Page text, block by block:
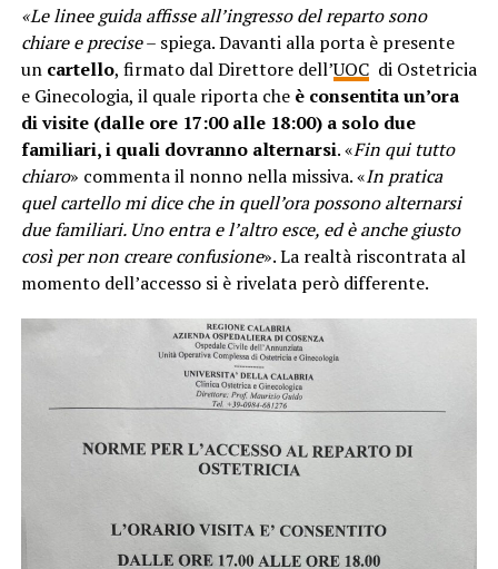
«Le linee guida affisse all’ingresso del reparto sono
chiare e precise– spiega. Davanti alla porta è presente
un cartello, firmato dal Direttore dell’UOCdi Ostetricia
e Ginecologia, il quale riporta che è consentita un’ora
di visite (dalle ore 17:00 alle 18:00) a solo due
familiari, i quali dovranno alternarsi. «Fin qui tutto
chiaro» commenta il nonno nella missiva. «In pratica
quel cartello mi dice che in quell’ora possono alternarsi
due familiari. Uno entra e l’altro esce, ed è anche giusto
così per non creare confusione». La realtà riscontrata al
momento dell’accesso si è rivelata però differente.